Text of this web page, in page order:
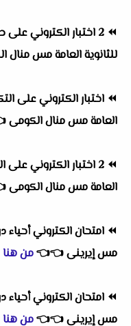
⏪
2 اختبار الكتروني
للثانوية العامة مس منال
⏪ اختبار الكتروني على
العامة مس منال الكومى
⏪
2 اختبار الكتروني على
العامة مس منال الكومى
⏪
مس إيرينى👈
👈من هنا
⏪
مس إيرينى👈
👈من هنا